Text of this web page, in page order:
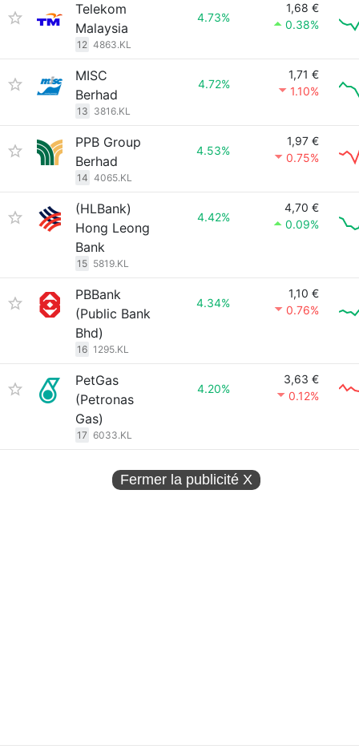
Telekom
Malaysia
12 4863.KL
4.73%
1,68 €
0.38%
MISC
Berhad
13 3816.KL
4.72%
1,71 €
1.10%
PPB Group
Berhad
14 4065.KL
4.53%
1,97 €
0.75%
(HLBank)
Hong Leong
Bank
15 5819.KL
4.42%
4,70 €
0.09%
PBBank
(Public Bank
Bhd)
16 1295.KL
4.34%
1,10 €
0.76%
PetGas
(Petronas
Gas)
17 6033.KL
4.20%
3,63 €
0.12%
Fermer la publicité X